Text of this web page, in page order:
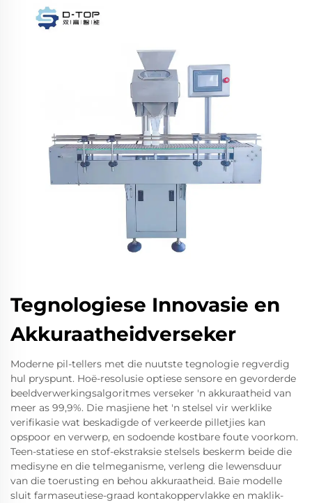
Tegnologiese Innovasie en
Akkuraatheidverseker
Moderne pil-tellers met die nuutste tegnologie regverdig
hul pryspunt. Hoë-resolusie optiese sensore en gevorderde
beeldverwerkingsalgoritmes verseker 'n akkuraatheid van
meer as 99,9%. Die masjiene het 'n stelsel vir werklike
verifikasie wat beskadigde of verkeerde pilletjies kan
opspoor en verwerp, en sodoende kostbare foute voorkom.
Teen-statiese en stof-ekstraksie stelsels beskerm beide die
medisyne en die telmeganisme, verleng die lewensduur
van die toerusting en behou akkuraatheid. Baie modelle
sluit farmaseutiese-graad kontakoppervlakke en maklik-